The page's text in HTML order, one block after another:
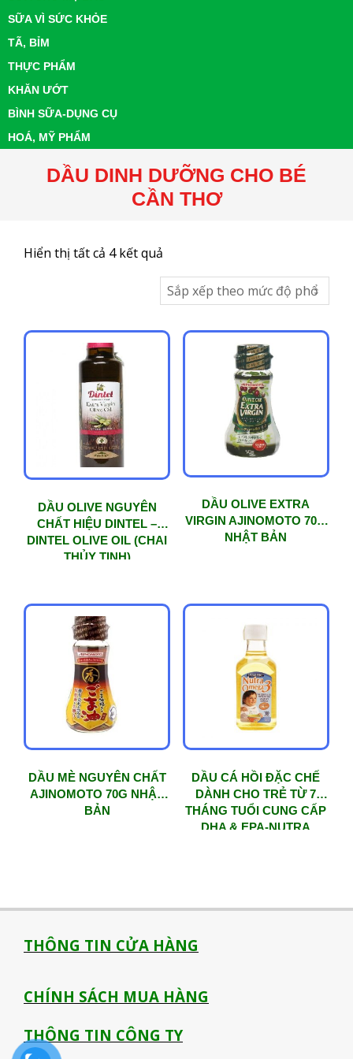
SỮA VÌ SỨC KHỎE
TÃ, BỈM
THỰC PHẨM
KHĂN ƯỚT
BÌNH SỮA-DỤNG CỤ
HOÁ, MỸ PHẨM
DẦU DINH DƯỠNG CHO BÉ
CẦN THƠ
Hiển thị tất cả 4 kết quả
sắp
xếp
mức
DẦU OLIVE NGUYÊN
CHẤT HIỆU DINTEL –
DINTEL OLIVE OIL (CHAI
THỦY TINH)
DẦU OLIVE EXTRA
VIRGIN AJINOMOTO 70G
NHẬT BẢN
DẦU MÈ NGUYÊN CHẤT
AJINOMOTO 70G NHẬT
BẢN
DẦU CÁ HỒI ĐẶC CHẾ
DÀNH CHO TRẺ TỪ 7
THÁNG TUỔI CUNG CẤP
DHA & EPA-NUTRA
THÔNG TIN CỬA HÀNG
CHÍNH SÁCH MUA HÀNG
THÔNG TIN CÔNG TY